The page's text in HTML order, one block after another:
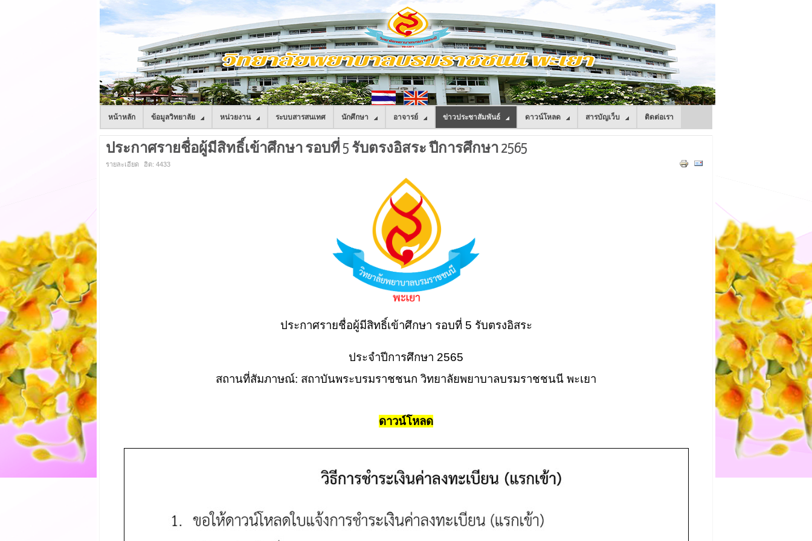
หน้าหลัก ข้อมูลวิทยาลัย หน่วยงาน ระบบสารสนเทศ นักศึกษา อาจารย์ ข่าวประชาสัมพันธ์ ดาวน์โหลด สารบัญเว็บ ติดต่อเรา
ประกาศรายชื่อผู้มีสิทธิ์เข้าศึกษา รอบที่ 5 รับตรงอิสระ ปีการศึกษา 2565
รายละเอียด ฮิต: 4433
ประกาศรายชื่อผู้มีสิทธิ์เข้าศึกษา รอบที่ 5 รับตรงอิสระ
ประจำปีการศึกษา 2565
สถานที่สัมภาษณ์: สถาบันพระบรมราชชนก วิทยาลัยพยาบาลบรมราชชนนี พะเยา
ดาวน์โหลด